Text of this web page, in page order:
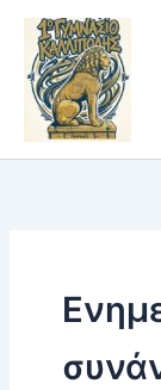
Skip
content